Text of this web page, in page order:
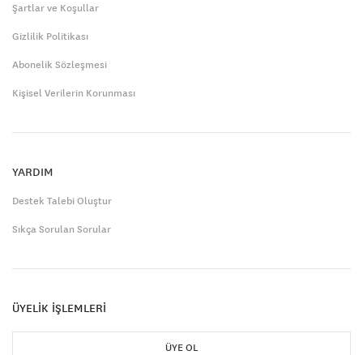
Şartlar ve Koşullar
Gizlilik Politikası
Abonelik Sözleşmesi
Kişisel Verilerin Korunması
YARDIM
Destek Talebi Oluştur
Sıkça Sorulan Sorular
ÜYELİK İŞLEMLERİ
ÜYE OL